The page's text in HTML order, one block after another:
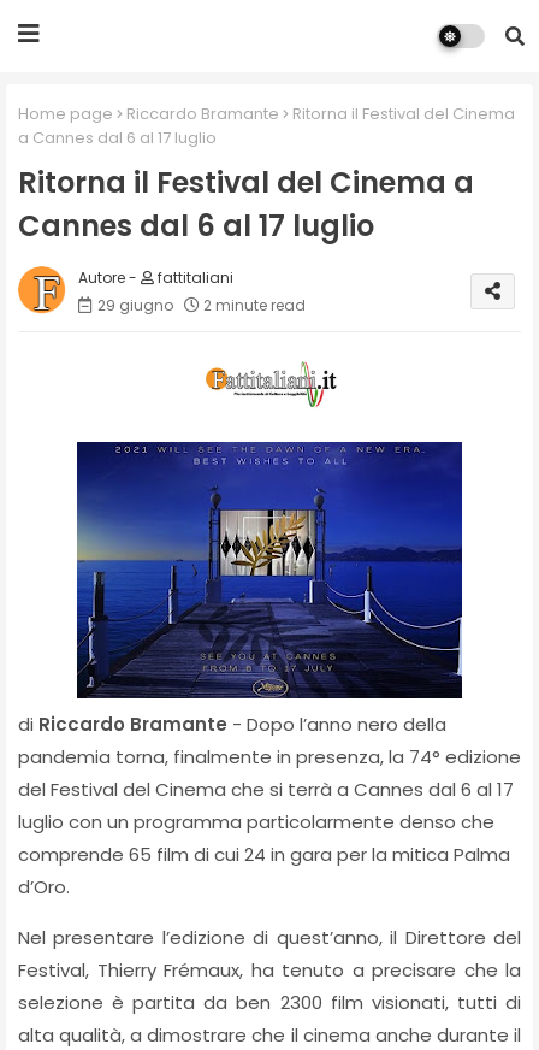
Home page Riccardo Bramante
Ritorna il Festival del Cinema
a Cannes dal 6 al 17 luglio
Ritorna il Festival del Cinema a
Cannes dal 6 al 17 luglio
fattitaliani
29 giugno
2 minute read
di Riccardo Bramante - Dopo l’anno nero della
pandemia torna, finalmente in presenza, la 74° edizione
del Festival del Cinema che si terrà a Cannes dal 6 al 17
luglio con un programma particolarmente denso che
comprende 65 film di cui 24 in gara per la mitica Palma
d’Oro.
Nel presentare l’edizione di quest’anno, il Direttore del
Festival, Thierry Frémaux, ha tenuto a precisare che la
selezione è partita da ben 2300 film visionati, tutti di
alta qualità, a dimostrare che il cinema anche durante il